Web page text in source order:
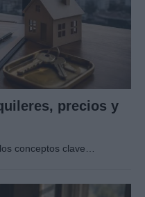
precios y
conceptos clave…